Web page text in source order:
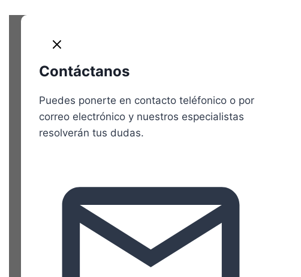
Contáctanos
Puedes ponerte en contacto teléfonico o por
correo electrónico y nuestros especialistas
resolverán tus dudas.